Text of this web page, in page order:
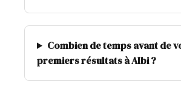
Combien de temps avant de
premiers résultats à Albi ?